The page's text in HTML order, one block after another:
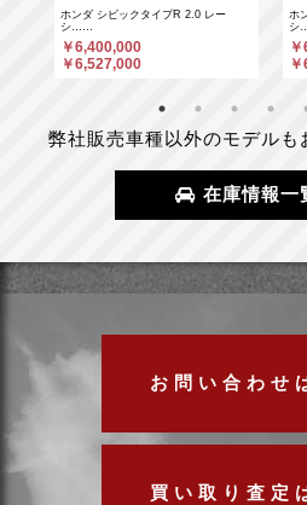
ホンダ シビックタイプR 2.0 レー
シ……
￥6,400,000
￥6,527,000
ホ
シ
弊社販売車種以外のモデルも
在庫情報一
お問い合わせ
買い取り査定